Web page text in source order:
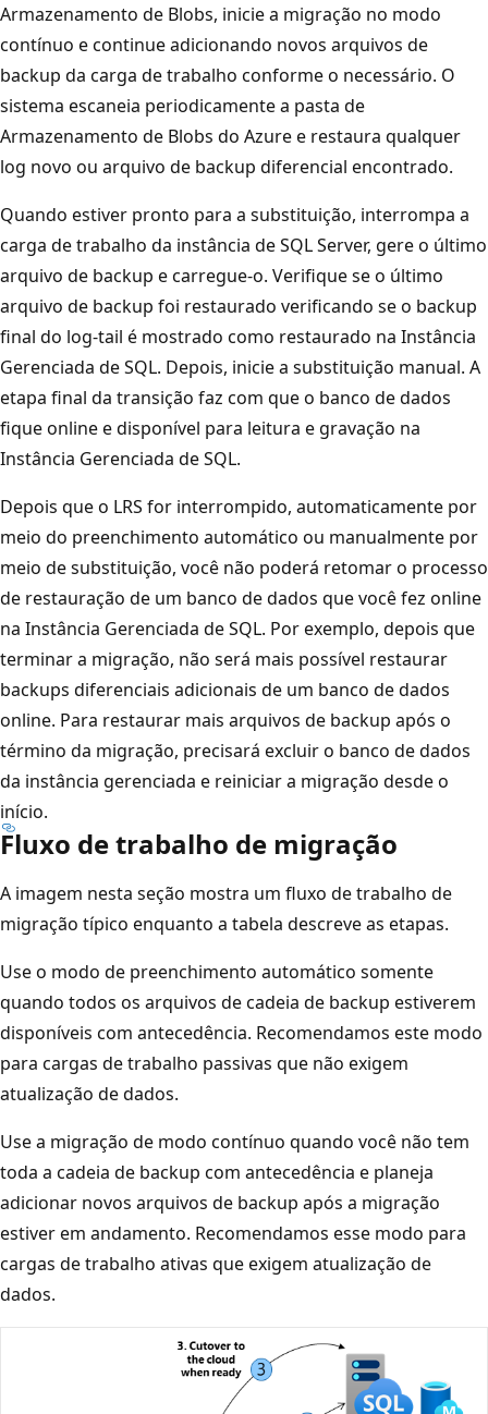
Armazenamento de Blobs, inicie a migração no modo
contínuo e continue adicionando novos arquivos de
backup da carga de trabalho conforme o necessário. O
sistema escaneia periodicamente a pasta de
Armazenamento de Blobs do Azure e restaura qualquer
log novo ou arquivo de backup diferencial encontrado.
Quando estiver pronto para a substituição, interrompa a
carga de trabalho da instância de SQL Server, gere o último
arquivo de backup e carregue-o. Verifique se o último
arquivo de backup foi restaurado verificando se o backup
final do log-tail é mostrado como restaurado na Instância
Gerenciada de SQL. Depois, inicie a substituição manual. A
etapa final da transição faz com que o banco de dados
fique online e disponível para leitura e gravação na
Instância Gerenciada de SQL.
Depois que o LRS for interrompido, automaticamente por
meio do preenchimento automático ou manualmente por
meio de substituição, você não poderá retomar o processo
de restauração de um banco de dados que você fez online
na Instância Gerenciada de SQL. Por exemplo, depois que
terminar a migração, não será mais possível restaurar
backups diferenciais adicionais de um banco de dados
online. Para restaurar mais arquivos de backup após o
término da migração, precisará excluir o banco de dados
da instância gerenciada e reiniciar a migração desde o
início.
Fluxo de trabalho de migração
A imagem nesta seção mostra um fluxo de trabalho de
migração típico enquanto a tabela descreve as etapas.
Use o modo de preenchimento automático somente
quando todos os arquivos de cadeia de backup estiverem
disponíveis com antecedência. Recomendamos este modo
para cargas de trabalho passivas que não exigem
atualização de dados.
Use a migração de modo contínuo quando você não tem
toda a cadeia de backup com antecedência e planeja
adicionar novos arquivos de backup após a migração
estiver em andamento. Recomendamos esse modo para
cargas de trabalho ativas que exigem atualização de
dados.